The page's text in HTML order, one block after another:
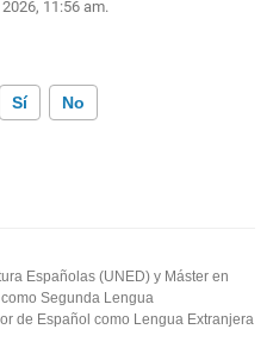
11:56 am.
Sí No
incorrecta
Españolas (UNED) y Máster en
Segunda Lengua
de Español como Lengua Extranjera